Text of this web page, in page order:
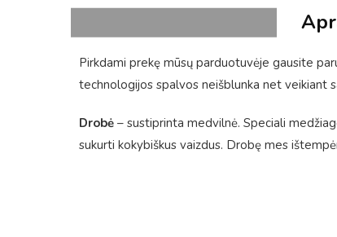
Pirkdami prekę mūsų parduotuvėje gausite
technologijos spalvos neišblunka net veikiant
Drobė – sustiprinta medvilnė. Speciali
sukurti kokybiškus vaizdus. Drobę mes